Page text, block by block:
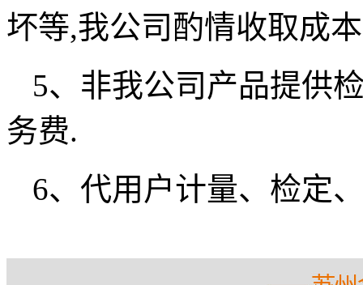
坏等,我公司酌情收取成
5、非我公司产品提供
务费.
6、代用户计量、检定